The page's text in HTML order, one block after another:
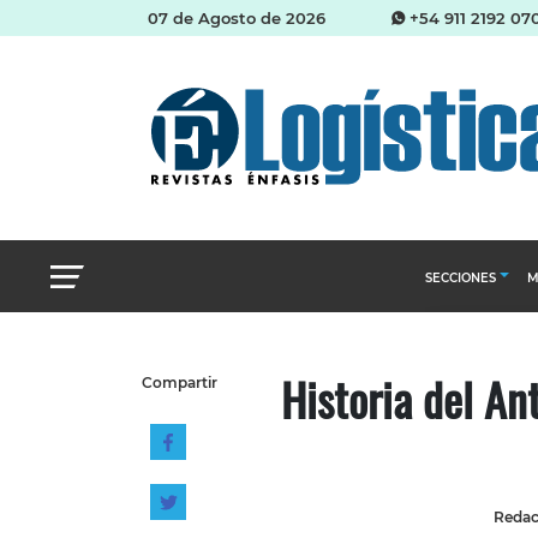
07 de Agosto de 2026 +54 911 2192
SECCIONES
Almacenes e
Management
Compartir Historia del